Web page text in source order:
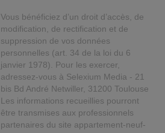
Vous bénéficiez d’un droit d’accès, de
modification, de rectification et de
suppression de vos données
personnelles (art. 34 de la loi du 6
janvier 1978). Pour les exercer,
adressez-vous à Selexium Media - 21
bis Bd André Netwiller, 31200 Toulouse
Les informations recueillies pourront
être transmises aux professionnels
partenaires du site appartement-neuf-